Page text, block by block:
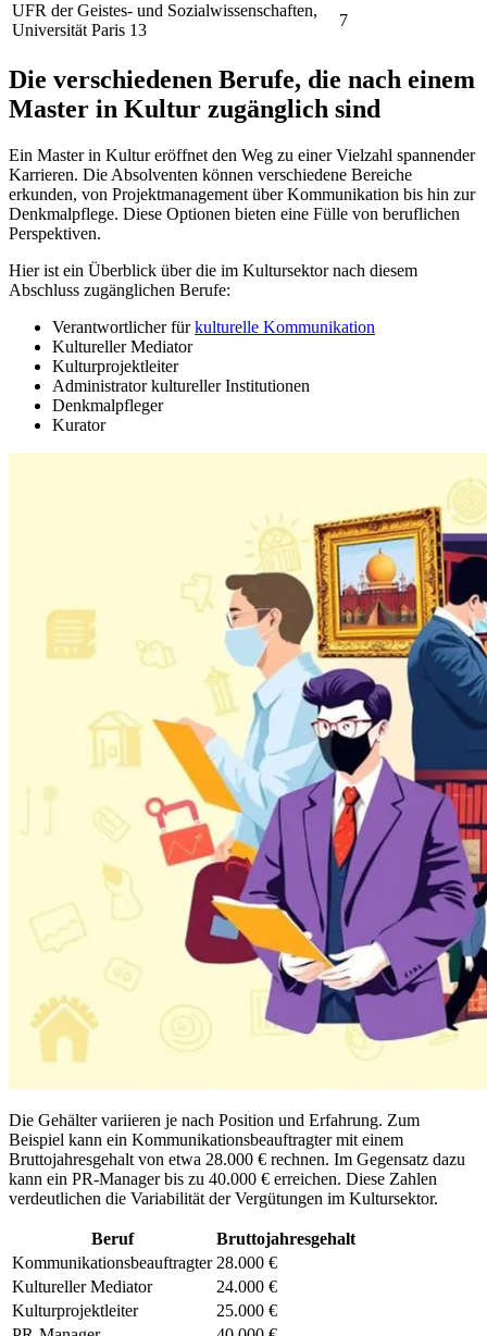
UFR der Geistes- und Sozialwissenschaften,
Universität Paris 13
7
Die verschiedenen Berufe, die nach einem
Master in Kultur zugänglich sind
Ein Master in Kultur eröffnet den Weg zu einer Vielzahl spannender
Karrieren. Die Absolventen können verschiedene Bereiche
erkunden, von Projektmanagement über Kommunikation bis hin zur
Denkmalpflege. Diese Optionen bieten eine Fülle von beruflichen
Perspektiven.
Hier ist ein Überblick über die im Kultursektor nach diesem
Abschluss zugänglichen Berufe:
Verantwortlicher fürkulturelle Kommunikation
Kultureller Mediator
Kulturprojektleiter
Administrator kultureller Institutionen
Denkmalpfleger
Kurator
Die Gehälter variieren je nach Position und Erfahrung. Zum
Beispiel kann ein Kommunikationsbeauftragter mit einem
Bruttojahresgehalt von etwa 28.000 € rechnen. Im Gegensatz dazu
kann ein PR-Manager bis zu 40.000 € erreichen. Diese Zahlen
verdeutlichen die Variabilität der Vergütungen im Kultursektor.
Beruf
Bruttojahresgehalt
Kommunikationsbeauftragter 28.000 €
Kultureller Mediator
24.000 €
Kulturprojektleiter
25.000 €